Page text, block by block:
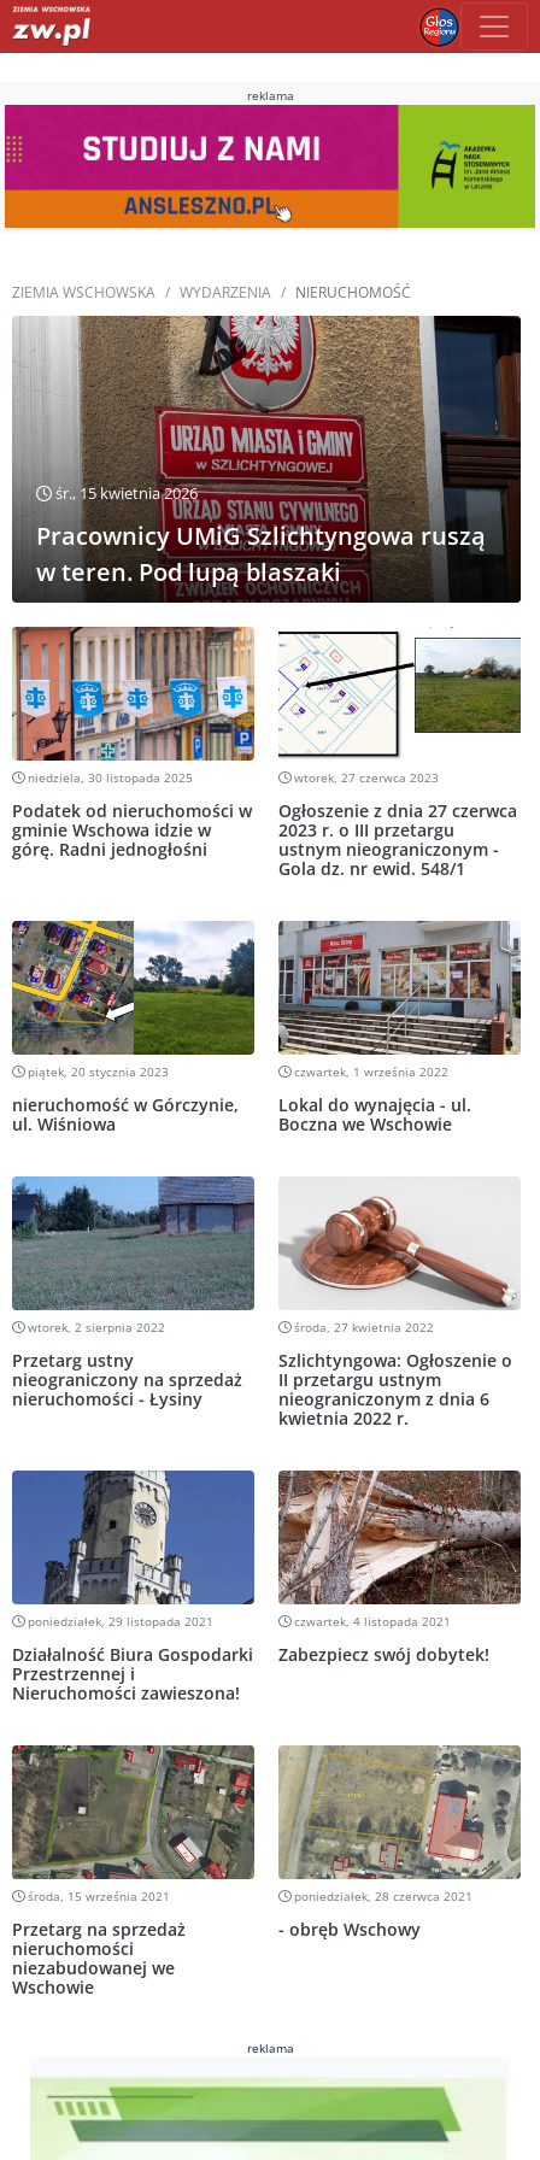
reklama
ZIEMIA WSCHOWSKA WYDARZENIA NIERUCHOMOŚĆ
śr., 15 kwietnia 2026
Pracownicy UMiG Szlichtyngowa ruszą
w teren. Pod lupą blaszaki
niedziela, 30 listopada 2025
Podatek od nieruchomości w
gminie Wschowa idzie w
górę. Radni jednogłośni
wtorek, 27 czerwca 2023
Ogłoszenie z dnia 27 czerwca
2023 r. o III przetargu
ustnym nieograniczonym -
Gola dz. nr ewid. 548/1
piątek, 20 stycznia 2023
nieruchomość w Górczynie,
ul. Wiśniowa
czwartek, 1 września 2022
Lokal do wynajęcia - ul.
Boczna we Wschowie
wtorek, 2 sierpnia 2022
Przetarg ustny
nieograniczony na sprzedaż
nieruchomości - Łysiny
środa, 27 kwietnia 2022
Szlichtyngowa: Ogłoszenie o
II przetargu ustnym
nieograniczonym z dnia 6
kwietnia 2022 r.
poniedziałek, 29 listopada 2021
Działalność Biura Gospodarki
Przestrzennej i
Nieruchomości zawieszona!
czwartek, 4 listopada 2021
Zabezpiecz swój dobytek!
środa, 15 września 2021
Przetarg na sprzedaż
nieruchomości
niezabudowanej we
Wschowie
poniedziałek, 28 czerwca 2021
- obręb Wschowy
reklama